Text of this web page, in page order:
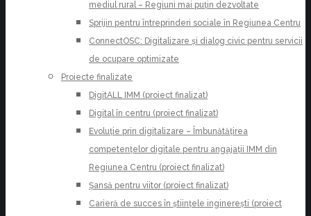
mediul rural – Regiuni mai puțin dezvoltate
Sprijin pentru întreprinderi sociale în Regiunea Centru
ConnectOSC: Digitalizare și dialog civic pentru servicii
de ocupare optimizate
Proiecte finalizate
DigitALL IMM (proiect finalizat)
Digital în centru (proiect finalizat)
Evoluție prin digitalizare – Îmbunătățirea
competențelor digitale pentru angajații IMM din
Regiunea Centru (proiect finalizat)
Șansă pentru viitor (proiect finalizat)
Carieră de succes în științele inginerești (proiect